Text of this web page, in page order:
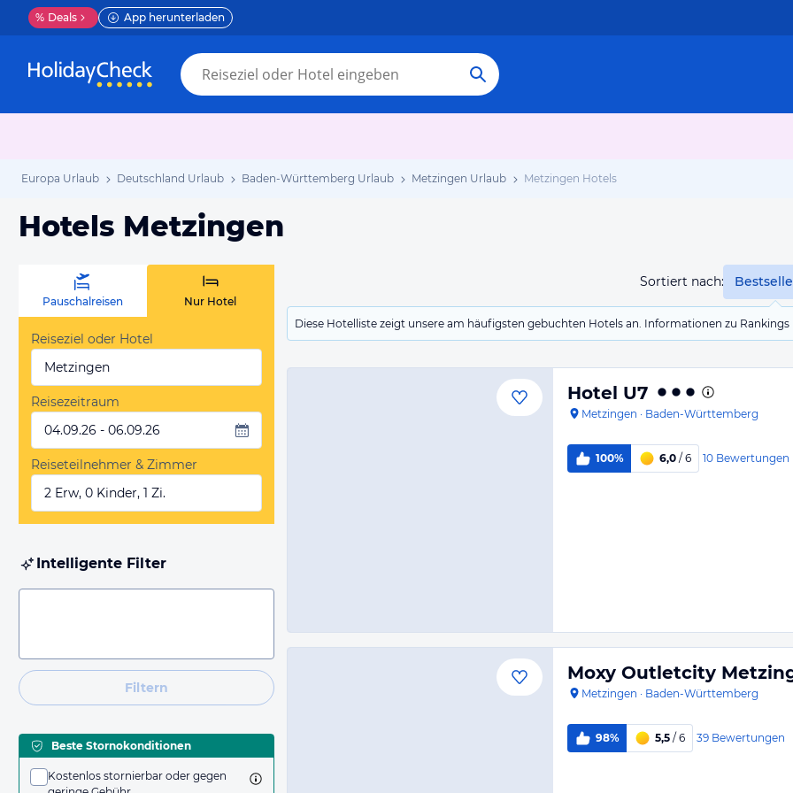
% Deals App herunterladen
Europa Urlaub Deutschland Urlaub Baden-Württemberg Urlaub Metzingen Urlaub Metzingen Hotels
Hotels Metzingen
Sortiert nach:
Diese Hotelliste zeigt unsere am häufigsten gebuchten Hotels an. Informationen zu
Pauschalreisen Nur Hotel
Reiseziel oder Hotel
Metzingen
Reisezeitraum
04.09.26 - 06.09.26
Reiseteilnehmer & Zimmer
2 Erw, 0 Kinder, 1 Zi.
Intelligente Filter
Filtern
Beste Stornokonditionen
Kostenlos stornierbar oder gegen
Hotel U7
Metzingen · Baden-Württemberg
100% 6,0 / 6 10 Bewertungen
Moxy Outletcity
Metzingen · Baden-Württemberg
98% 5,5 / 6 39 Bewertungen